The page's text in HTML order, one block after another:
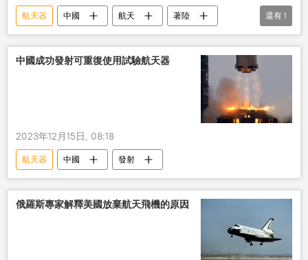
航天器 中國 航天
著陸
可重復使用
還有 1
中國成功發射可重復使用試驗航天器
2023年12月15日, 08:18
航天器 中國 發射
俄羅斯專家解釋美國放棄航天飛機的原因